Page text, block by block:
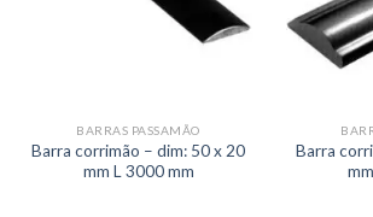
BARRAS PASSAMÃO
Barra corrimão – dim: 50 x 20
mm L 3000 mm
Barra